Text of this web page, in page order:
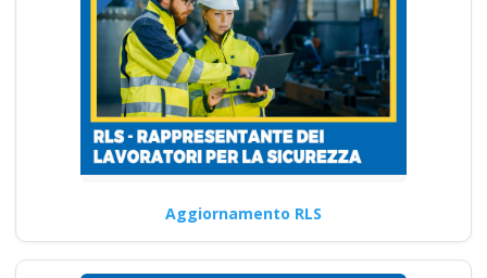
Aggiornamento RLS